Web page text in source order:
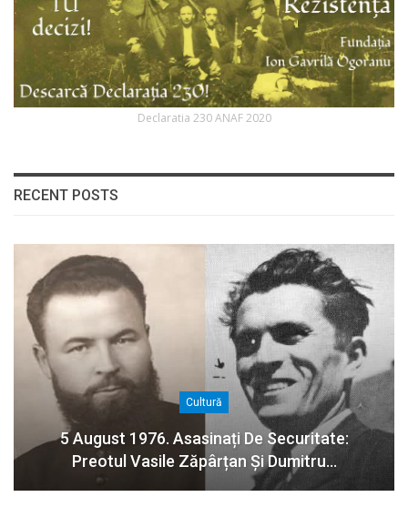
Declaratia 230 ANAF 2020
RECENT POSTS
Cultură
5 August 1976. Asasinați De Securitate:
Preotul Vasile Zăpârțan Și Dumitru…